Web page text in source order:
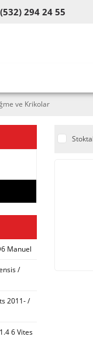
294 24 55
ve Krikolar
Manuel
/
2011- /
6 Vites